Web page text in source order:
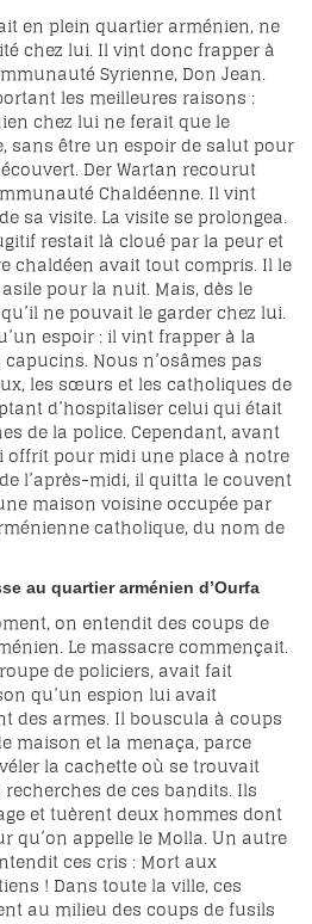
en plein quartier arménien, ne
chez lui. Il vint donc frapper à
Syrienne, Don Jean.
les meilleures raisons :
chez lui ne ferait que le
sans être un espoir de salut pour
Der Wartan recourut
Chaldéenne. Il vint
sa visite. La visite se prolongea.
restait là cloué par la peur et
chaldéen avait tout compris. Il le
pour la nuit. Mais, dès le
ne pouvait le garder chez lui.
espoir : il vint frapper à la
Nous n’osâmes pas
les sœurs et les catholiques de
d’hospitaliser celui qui était
de la police. Cependant, avant
offrit pour midi une place à notre
l’après-midi, il quitta le couvent
maison voisine occupée par
catholique, du nom de
au quartier arménien d’Ourfa
on entendit des coups de
Le massacre commençait.
de policiers, avait fait
qu’un espion lui avait
des armes. Il bouscula à coups
maison et la menaça, parce
la cachette où se trouvait
de ces bandits. Ils
et tuèrent deux hommes dont
qu’on appelle le Molla. Un autre
ces cris : Mort aux
! Dans toute la ville, ces
au milieu des coups de fusils